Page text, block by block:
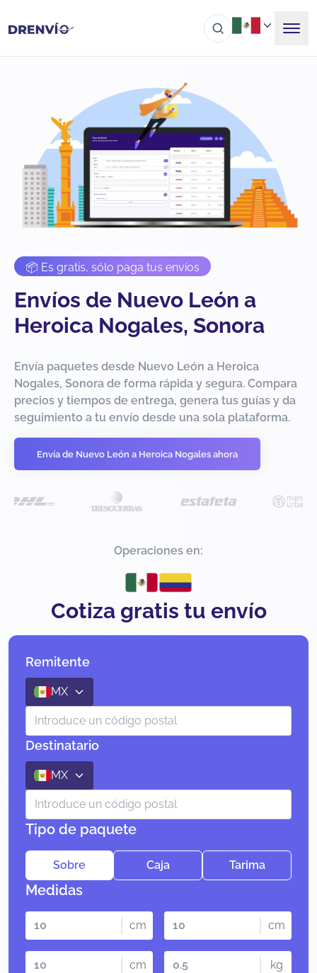
📦 Es gratis, sólo paga tus envíos
Envíos de Nuevo León a
Heroica Nogales, Sonora
Envía paquetes desde Nuevo León a Heroica
Nogales, Sonora de forma rápida y segura. Compara
precios y tiempos de entrega, genera tus guías y da
seguimiento a tu envío desde una sola plataforma.
Envía de Nuevo León a Heroica Nogales ahora
Operaciones en:
Cotiza gratis tu envío
Remitente
MX
Destinatario
MX
Tipo de paquete
Sobre Caja Tarima
Medidas
cm cm
cm kg